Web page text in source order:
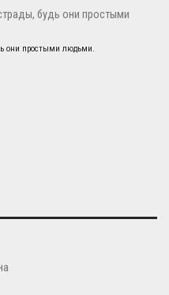
они простыми людьми.